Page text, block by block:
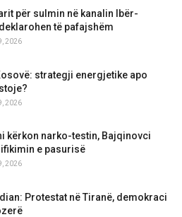
për sulmin në kanalin Ibër-
të pafajshëm
2026
strategji energjetike apo
2026
kërkon narko-testin, Bajqinovci
e pasurisë
2026
Protestat në Tiranë, demokraci